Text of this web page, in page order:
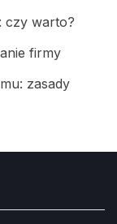
czy warto?
firmy
zasady